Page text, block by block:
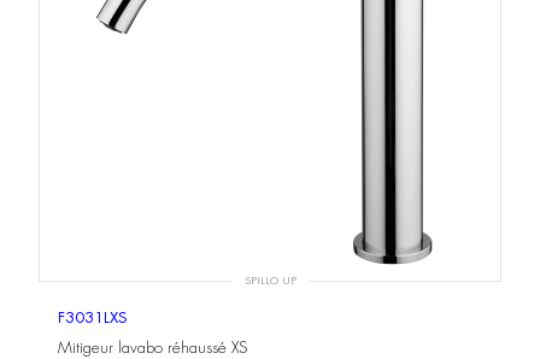
SPILLO UP
F3031LXS
Mitigeur lavabo réhaussé XS